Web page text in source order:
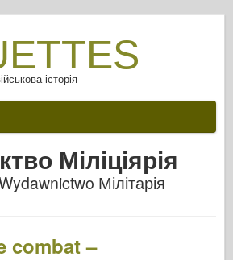
історія
Міліціярія
Мілітарія
combat –